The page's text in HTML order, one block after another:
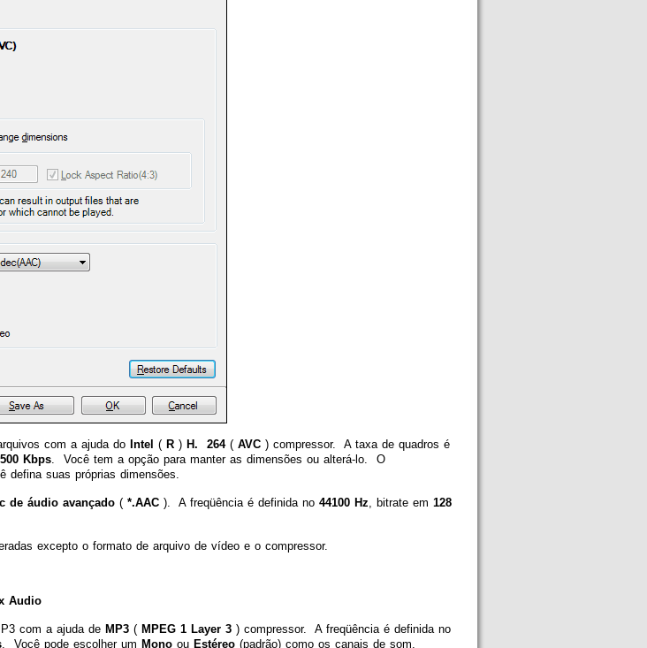
com a ajuda do Intel ( R ) H. 264( AVC ) compressor. A taxa de quadros é
Kbps . Você tem a opção para manter as dimensões ou alterá-lo. O
defina suas próprias dimensões.
de áudio avançado ( *.AAC ). A freqüência é definida no 44100 Hz , bitrate em 128
excepto o formato de arquivo de vídeo e o compressor.
Audio
com a ajuda de MP3 ( MPEG 1 Layer 3 ) compressor. A freqüência é definida no
. Você pode escolher um Mono ou Estéreo (padrão) como os canais de som.